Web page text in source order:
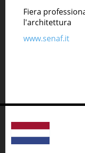
Fiera
l'architettura
www.senaf.it